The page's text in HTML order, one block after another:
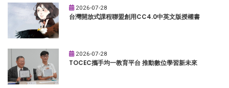
2026-07-28
台灣開放式課程聯盟創用CC4.0中英文版授權書
2026-07-28
TOCEC攜手均一教育平台 推動數位學習新未來